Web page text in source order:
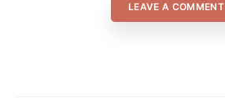
LEAVE A COMMENT